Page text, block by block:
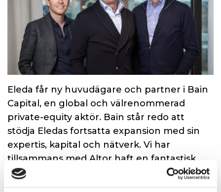
Eleda får ny huvudägare och partner i Bain
Capital, en global och välrenommerad
private-equity aktör. Bain står redo att
stödja Eledas fortsatta expansion med sin
expertis, kapital och nätverk. Vi har
tillsammans med Altor haft en fantastisk
resa sedan 2020 och är oerhört stolta över
hur Eleda framgångsrikt utvecklats. Jag är